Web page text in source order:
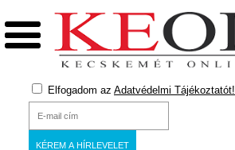
Elfogadom az Adatvédelmi Tájékoztatót!